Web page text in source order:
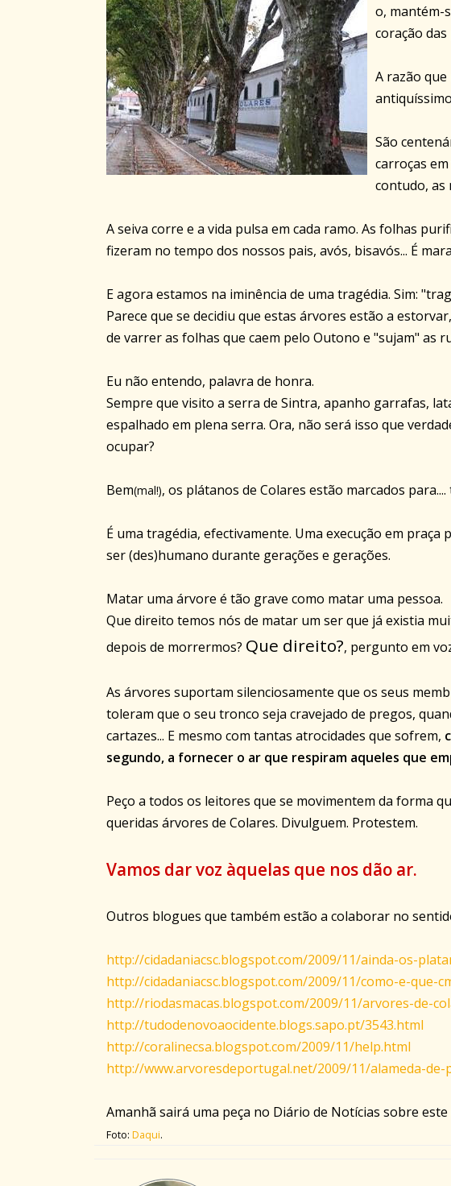
o, mantém-
coração
A razão que
São
carroças
contudo, as
A seiva corre e a vida pulsa em cada ramo. As folhas
fizeram no tempo dos nossos pais, avós, bisavós... É
E agora estamos na iminência de uma tragédia. Sim:
Parece que se decidiu que estas árvores estão a
de varrer as folhas que caem pelo Outono e "sujam" as
Eu não entendo, palavra de honra.
Sempre que visito a serra de Sintra, apanho garrafas,
espalhado em plena serra. Ora, não será isso que
ocupar?
Bem(mal!), os plátanos de Colares estão marcados
É uma tragédia, efectivamente. Uma execução em
ser (des)humano durante gerações e gerações.
Matar uma árvore é tão grave como matar uma pessoa.
Que direito temos nós de matar um ser que já existia
depois de morrermos? Que direito?, pergunto em
As árvores suportam silenciosamente que os seus
toleram que o seu tronco seja cravejado de pregos,
cartazes... E mesmo com tantas atrocidades que sofrem,
segundo, a fornecer o ar que respiram aqueles que
Peço a todos os leitores que se movimentem da forma
queridas árvores de Colares. Divulguem. Protestem.
Vamos dar voz àquelas que nos dão ar.
Outros blogues que também estão a colaborar no
http://cidadaniacsc.blogspot.com/2009/11/ainda-os-
http://cidadaniacsc.blogspot.com/2009/11/como-e-que-
http://riodasmacas.blogspot.com/2009/11/arvores-de-
http://tudodenovoaocidente.blogs.sapo.pt/3543.html
http://coralinecsa.blogspot.com/2009/11/help.html
http://www.arvoresdeportugal.net/2009/11/alameda-
Amanhã sairá uma peça no Diário de Notícias sobre este
Foto: Daqui.